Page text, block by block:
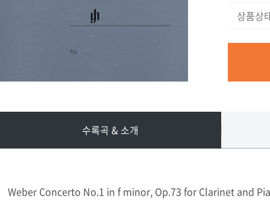
상품상
수록곡 & 소개
Weber Concerto No.1 in f minor, Op.73 for Clarinet and